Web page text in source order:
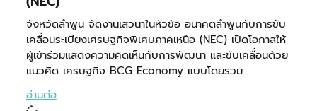
จังหวัดลำพูน จัดงานเสวนาในหัวข้อ อนาคตลำพูนกับการขับ
เคลื่อนระเบียงเศรษฐกิจพิเศษภาคเหนือ (NEC) เปิดโอกาสให้
ผู้เข้าร่วมแสดงความคิดเห็นกับการพัฒนา และขับเคลื่อนด้วย
แนวคิด เศรษฐกิจ BCG Economy แบบโดยรวม
อ่านต่อ